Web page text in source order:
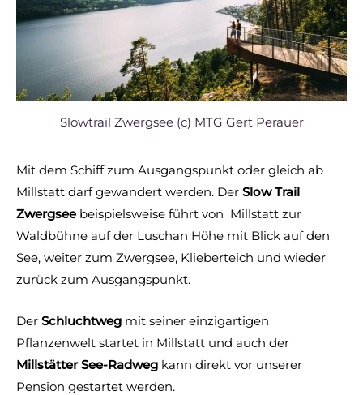
Slowtrail Zwergsee (c) MTG Gert Perauer
Mit dem Schiff zum Ausgangspunkt oder gleich ab
Millstatt darf gewandert werden. Der Slow Trail
Zwergseebeispielsweise führt von Millstatt zur
Waldbühne auf der Luschan Höhe mit Blick auf den
See, weiter zum Zwergsee, Klieberteich und wieder
zurück zum Ausgangspunkt.
Der Schluchtweg mit seiner einzigartigen
Pflanzenwelt startet in Millstatt und auch der
Millstätter See-Radweg kann direkt vor unserer
Pension gestartet werden.